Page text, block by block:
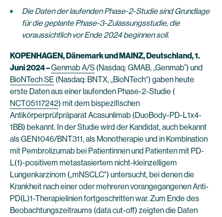
Die Daten der laufenden Phase-2-Studie sind Grundlage
für die geplante Phase-3-Zulassungsstudie, die
voraussichtlich vor Ende 2024 beginnen soll.
KOPENHAGEN, Dänemark und MAINZ, Deutschland, 1.
Juni 2024 –Genmab A/S (Nasdaq: GMAB, „Genmab”) und
BioNTech SE (Nasdaq: BNTX, „BioNTech“) gaben heute
erste Daten aus einer laufenden Phase-2-Studie (
NCT05117242) mit dem bispezifischen
Antikörperprüfpräparat Acasunlimab (DuoBody-PD-L1x4-
1BB) bekannt. In der Studie wird der Kandidat, auch bekannt
als GEN1046/BNT311, als Monotherapie und in Kombination
mit Pembrolizumab bei Patientinnen und Patienten mit PD-
L(1)-positivem metastasiertem nicht-kleinzelligem
Lungenkarzinom („mNSCLC") untersucht, bei denen die
Krankheit nach einer oder mehreren vorangegangenen Anti-
PD(L)1-Therapielinien fortgeschritten war. Zum Ende des
Beobachtungszeitraums (data cut-off) zeigten die Daten